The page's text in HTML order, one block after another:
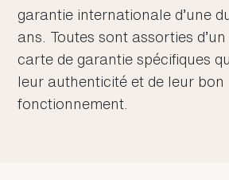
garantie internationale d’une
ans. Toutes sont assorties d’un
carte de garantie spécifiques
leur authenticité et de leur bon
fonctionnement.